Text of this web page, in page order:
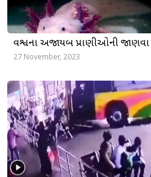
વિશ્વના અજાયબ પ્રાણીઓની જાણવા
27 November, 2023